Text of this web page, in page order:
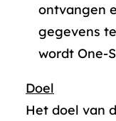
ontvangen
gegevens
wordt One-
Doel
Het doel van